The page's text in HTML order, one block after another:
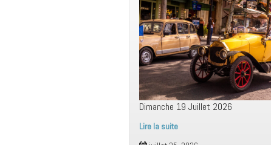
Dimanche 19 Juillet 2026
Lire la suite
TDP